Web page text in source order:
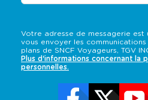
Votre adresse de messagerie est
vous envoyer les
plans de SNCF Voyageurs, TGV
Plus d'informations concernant la
personnelles.